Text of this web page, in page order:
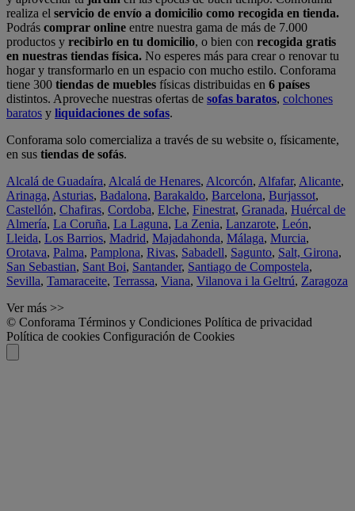
realiza el servicio de envío a domicilio como recogida en tienda.
Podrás comprar online entre nuestra gama de más de 7.000
productos y recibirlo en tu domicilio, o bien con recogida gratis
en nuestras tiendas física. No esperes más para crear o renovar tu
hogar y transformarlo en un espacio con mucho estilo. Conforama
tiene 300 tiendas de muebles físicas distribuidas en 6 países
distintos. Aproveche nuestras ofertas de sofas baratos, colchones
baratos y liquidaciones de sofas.
Conforama solo comercializa a través de su website o, físicamente,
en sus tiendas de sofás.
Alcalá de Guadaíra, Alcalá de Henares, Alcorcón, Alfafar, Alicante,
Arinaga, Asturias, Badalona, Barakaldo, Barcelona, Burjassot,
Castellón, Chafiras, Cordoba, Elche, Finestrat, Granada, Huércal de
Almería, La Coruña, La Laguna, La Zenia, Lanzarote, León,
Lleida, Los Barrios, Madrid, Majadahonda, Málaga, Murcia,
Orotava, Palma, Pamplona, Rivas, Sabadell, Sagunto, Salt, Girona,
San Sebastian, Sant Boi, Santander, Santiago de Compostela,
Sevilla, Tamaraceite, Terrassa, Viana, Vilanova i la Geltrú, Zaragoza
Ver más >>
© Conforama Términos y Condiciones Política de privacidad
Política de cookies Configuración de Cookies